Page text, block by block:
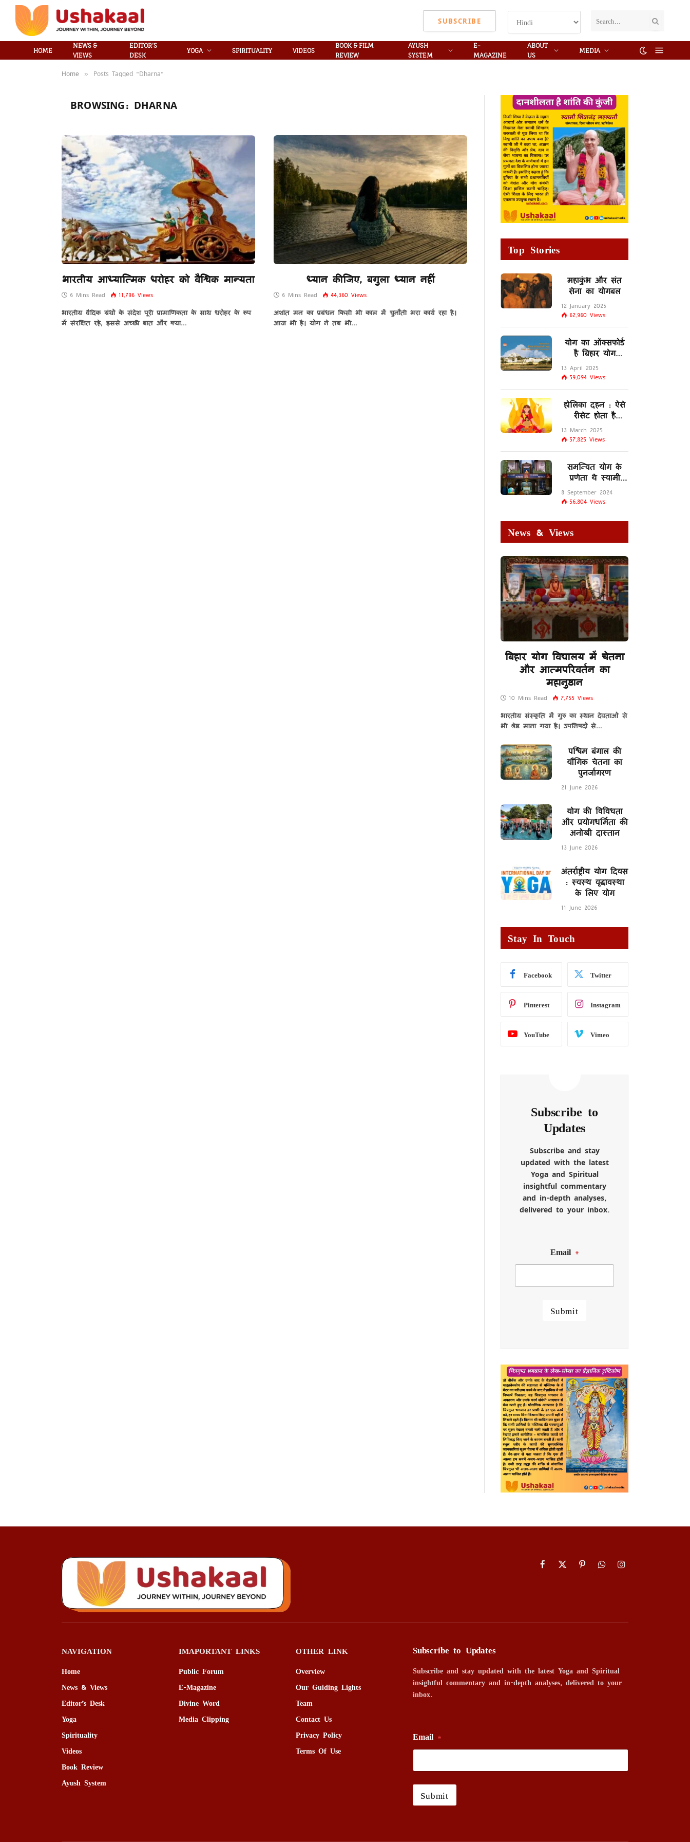
SUBSCRIBE
HOME
NEWS &
VIEWS
EDITOR’S
DESK
YOGA SPIRITUALITY VIDEOS
BOOK & FILM
REVIEW
AYUSH
SYSTEM
E-
MAGAZINE
ABOUT
US
MEDIA
Home » Posts Tagged "Dharna"
BROWSING: DHARNA
भारतीय आध्यात्मिक धरोहर को वैश्विक मान्यता
6 Mins Read 11,796 Views
भारतीय वैदिक ग्रंथों के संदेश पूरी प्रामाणिकता के साथ धरोहर के रूप
में संरक्षित रहे, इससे अच्छी बात और क्या…
ध्यान कीजिए, बगुला ध्यान नहीं
6 Mins Read 44,360 Views
अशांत मन का प्रबंधन किसी भी काल में चुनौती भरा कार्य रहा है।
आज भी है। योग ने तब भी…
Top Stories
महाकुंभ और संत
सेना का योगबल
12 January 2025
62,960 Views
योग का ऑक्सफोर्ड
है बिहार योग
विद्यालय
13 April 2025
59,094 Views
होलिका दहन : ऐसे
रीसेट होता है
मस्तिष्क का
लिम्बिक सिस्टम
13 March 2025
57,825 Views
समन्वित योग के
प्रणेता थे स्वामी
शिवानंद सरस्वती
8 September 2024
56,804 Views
News & Views
बिहार योग विद्यालय में चेतना
और आत्मपरिवर्तन का
महानुष्ठान
10 Mins Read 7,755 Views
भारतीय संस्कृति में गुरु का स्थान देवताओं से
भी श्रेष्ठ माना गया है। उपनिषदों से…
पश्चिम बंगाल की
यौगिक चेतना का
पुनर्जागरण
21 June 2026
योग की विविधता
और प्रयोगधर्मिता की
अनोखी दास्तान
13 June 2026
अंतर्राष्ट्रीय योग दिवस
: स्वस्थ वृद्धावस्था
के लिए योग
11 June 2026
Stay In Touch
Facebook Twitter
Pinterest Instagram
YouTube Vimeo
Subscribe to
Updates
Subscribe and stay
updated with the latest
Yoga and Spiritual
insightful commentary
and in-depth analyses,
delivered to your inbox.
Email *
Submit
Facebook
X
PinterestWhatsAppInstagram
NAVIGATION
Home
News & Views
Editor’s Desk
Yoga
Spirituality
Videos
Book Review
Ayush System
IMAPORTANT LINKS
Public Forum
E-Magazine
Divine Word
Media Clipping
OTHER LINK
Overview
Our Guiding Lights
Team
Contact Us
Privacy Policy
Terms Of Use
Subscribe to Updates
Subscribe and stay updated with the latest Yoga and Spiritual
insightful commentary and in-depth analyses, delivered to your
inbox.
Email *
Submit